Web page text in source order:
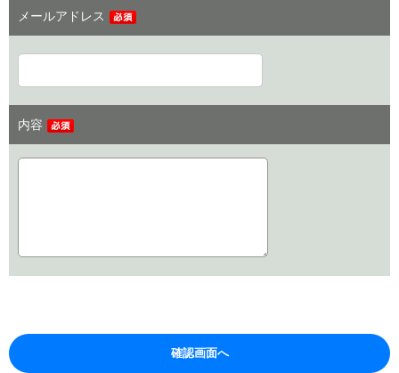
メールアドレス
内容